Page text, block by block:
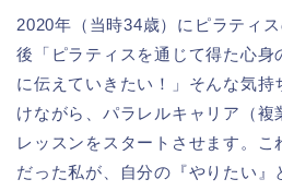
2020年（当時34歳）にピラティ
後「ピラティスを通じて得た心身
に伝えていきたい！」そんな気
けながら、パラレルキャリア（複
レッスンをスタートさせます。
だった私が、自分の『やりたい』